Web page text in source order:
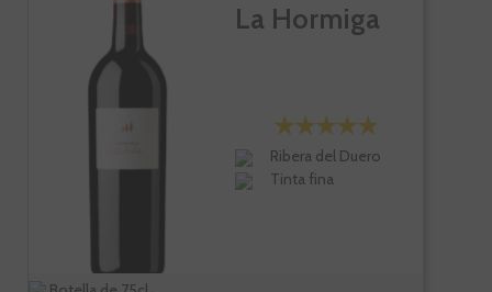
La Hormiga
Ribera del Duero
Tinta fina